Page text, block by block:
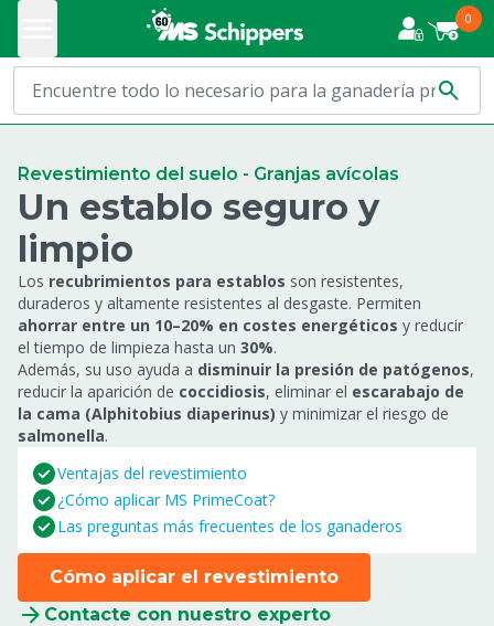
0
Revestimiento del suelo - Granjas avícolas
Un establo seguro y
limpio
Los recubrimientos para establos son resistentes,
duraderos y altamente resistentes al desgaste. Permiten
ahorrar entre un 10–20% en costes energéticos y reducir
el tiempo de limpieza hasta un 30%.
Además, su uso ayuda a disminuir la presión de patógenos,
reducir la aparición de coccidiosis, eliminar el escarabajo de
la cama (Alphitobius diaperinus) y minimizar el riesgo de
salmonella.
Ventajas del revestimiento
¿Cómo aplicar MS PrimeCoat?
Las preguntas más frecuentes de los ganaderos
Cómo aplicar el revestimiento
Contacte con nuestro experto